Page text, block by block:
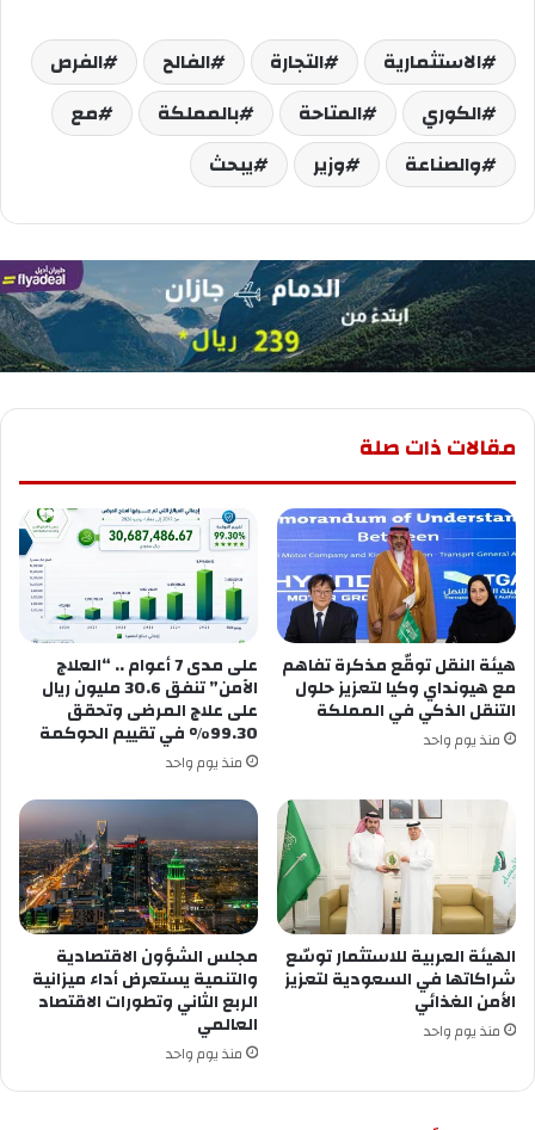
الاستثمارية التجارة الفالح
الفرص
الكوري
المتاحة بالمملكة
مع
والصناعة
وزير يبحث
مقالات ذات صلة
هيئة النقل توقّع مذكرة تفاهم
مع هيونداي وكيا لتعزيز حلول
التنقل الذكي في المملكة
منذ يوم واحد
على مدى 7 أعوام .. “العلاج
الآمن” تنفق 30.6 مليون ريال
على علاج المرضى وتحقق
99.30% في تقييم الحوكمة
منذ يوم واحد
الهيئة العربية للاستثمار توسّع
شراكاتها في السعودية لتعزيز
الأمن الغذائي
منذ يوم واحد
مجلس الشؤون الاقتصادية
والتنمية يستعرض أداء ميزانية
الربع الثاني وتطورات الاقتصاد
العالمي
منذ يوم واحد